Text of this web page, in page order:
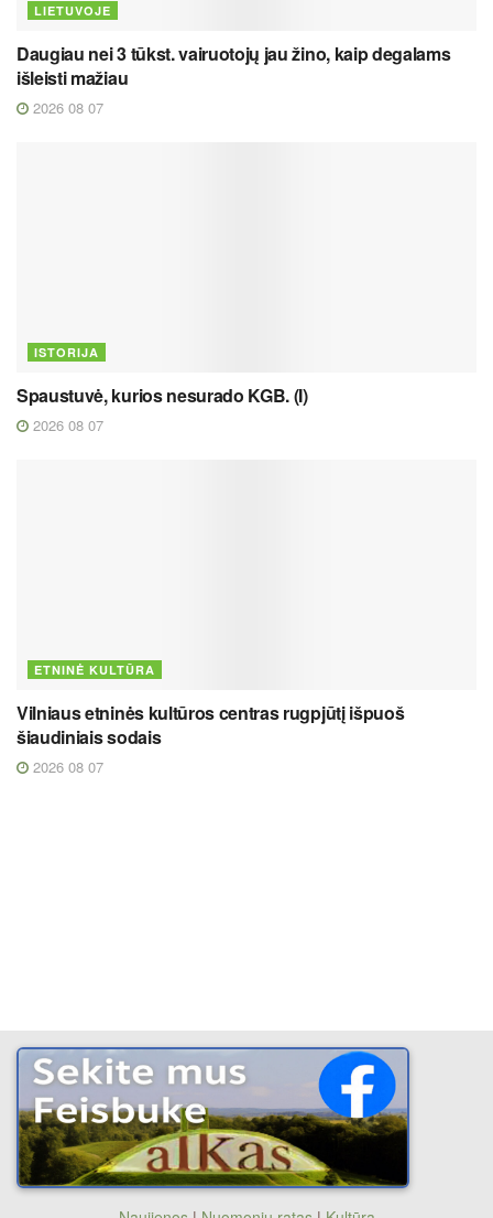
LIETUVOJE
Daugiau nei 3 tūkst. vairuotojų jau žino, kaip degalams
išleisti mažiau
2026 08 07
ISTORIJA
Spaustuvė, kurios nesurado KGB. (I)
2026 08 07
ETNINĖ KULTŪRA
Vilniaus etninės kultūros centras rugpjūtį išpuoš
šiaudiniais sodais
2026 08 07